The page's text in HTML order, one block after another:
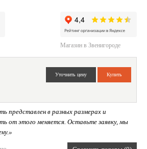
Магазин в Звенигороде
представлен в разных размерах и
от этого меняется. Оставьте заявку, мы